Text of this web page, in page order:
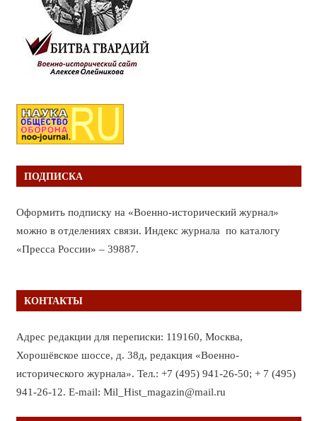
ПОДПИСКА
Оформить подписку на «Военно-исторический журнал»
можно в отделениях связи. Индекс журнала по каталогу
«Пресса России» – 39887.
КОНТАКТЫ
Адрес редакции для переписки: 119160, Москва,
Хорошёвское шоссе, д. 38д, редакция «Военно-
исторического журнала». Тел.: +7 (495) 941-26-50; + 7 (495)
941-26-12. E-mail: Mil_Hist_magazin@mail.ru